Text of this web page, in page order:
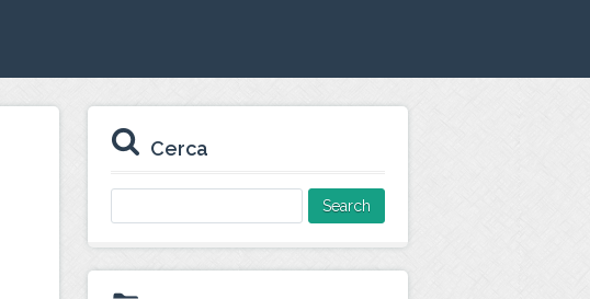
Cerca
for: